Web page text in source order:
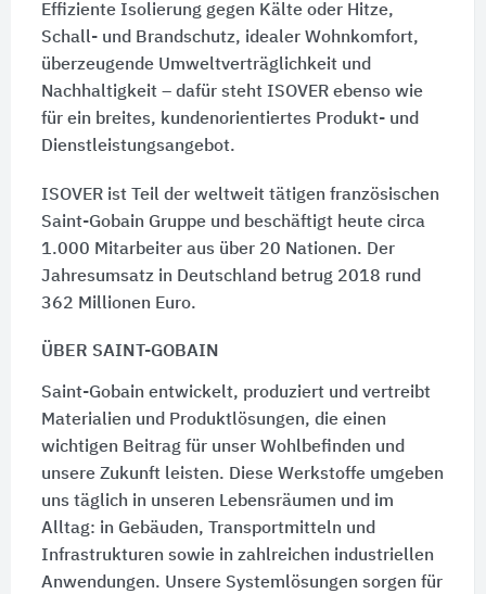
Effiziente Isolierung gegen Kälte oder Hitze,
Schall- und Brandschutz, idealer Wohnkomfort,
überzeugende Umweltverträglichkeit und
Nachhaltigkeit – dafür steht ISOVER ebenso wie
für ein breites, kundenorientiertes Produkt- und
Dienstleistungsangebot.
ISOVER ist Teil der weltweit tätigen französischen
Saint-Gobain Gruppe und beschäftigt heute circa
1.000 Mitarbeiter aus über 20 Nationen. Der
Jahresumsatz in Deutschland betrug 2018 rund
362 Millionen Euro.
ÜBER SAINT-GOBAIN
Saint-Gobain entwickelt, produziert und vertreibt
Materialien und Produktlösungen, die einen
wichtigen Beitrag für unser Wohlbefinden und
unsere Zukunft leisten. Diese Werkstoffe umgeben
uns täglich in unseren Lebensräumen und im
Alltag: in Gebäuden, Transportmitteln und
Infrastrukturen sowie in zahlreichen industriellen
Anwendungen. Unsere Systemlösungen sorgen für